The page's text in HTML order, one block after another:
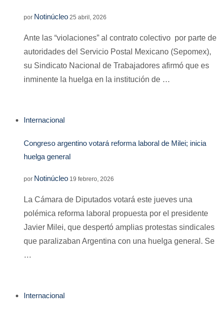
por Notinúcleo 25 abril, 2026
Ante las “violaciones” al contrato colectivo por parte de
autoridades del Servicio Postal Mexicano (Sepomex),
su Sindicato Nacional de Trabajadores afirmó que es
inminente la huelga en la institución de …
Internacional
Congreso argentino votará reforma laboral de Milei; inicia
huelga general
por Notinúcleo 19 febrero, 2026
La Cámara de Diputados votará este jueves una
polémica reforma laboral propuesta por el presidente
Javier Milei, que despertó amplias protestas sindicales
que paralizaban Argentina con una huelga general. Se
…
Internacional